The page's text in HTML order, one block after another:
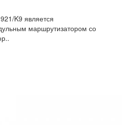
K9 является
маршрутизатором со